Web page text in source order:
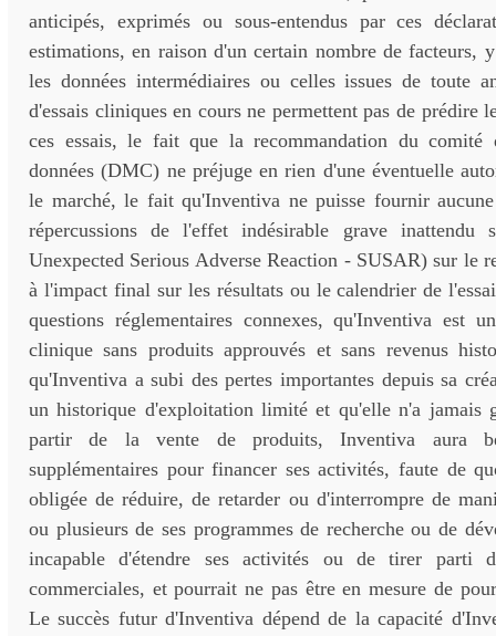
anticipés, exprimés ou sous-entendus par ces
estimations, en raison d'un certain nombre de facteurs,
les données intermédiaires ou celles issues de toute
d'essais cliniques en cours ne permettent pas de prédire
ces essais, le fait que la recommandation du comité
données (DMC) ne préjuge en rien d'une éventuelle
le marché, le fait qu'Inventiva ne puisse fournir
répercussions de l'effet indésirable grave inattendu
Unexpected Serious Adverse Reaction - SUSAR) sur le
à l'impact final sur les résultats ou le calendrier de
questions réglementaires connexes, qu'Inventiva est
clinique sans produits approuvés et sans revenus
qu'Inventiva a subi des pertes importantes depuis sa
un historique d'exploitation limité et qu'elle n'a jamais
partir de la vente de produits, Inventiva aura
supplémentaires pour financer ses activités, faute de
obligée de réduire, de retarder ou d'interrompre de
ou plusieurs de ses programmes de recherche ou de
incapable d'étendre ses activités ou de tirer parti
commerciales, et pourrait ne pas être en mesure de
Le succès futur d'Inventiva dépend de la capacité